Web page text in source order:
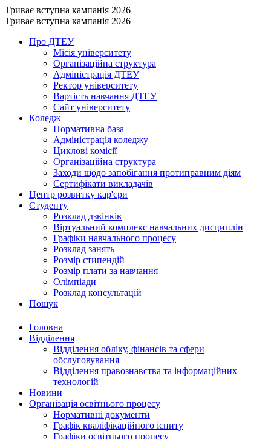
Триває вступна кампанія 2026
Триває вступна кампанія 2026
Про ДТЕУ
Місія університету
Організаційна структура
Адміністрація ДТЕУ
Ректор університету
Вартість навчання ДТЕУ
Сайт університету
Коледж
Нормативна база
Адміністрація коледжу
Циклові комісії
Організаційна структура
Заходи щодо запобігання протиправним діям
Сертифікати викладачів
Центр розвитку кар'єри
Студенту
Розклад дзвінків
Віртуальний комплекс навчальних дисциплін
Графіки навчального процесу
Розклад занять
Розмір стипендій
Розмір плати за навчання
Олімпіади
Розклад консультацій
Пошук
Головна
Відділення
Відділення обліку, фінансів та сфери
обслуговування
Відділення правознавства та інформаційних
технологій
Новини
Організація освітнього процесу
Нормативні документи
Графік кваліфікаційного іспиту
Графіки освітнього процесу